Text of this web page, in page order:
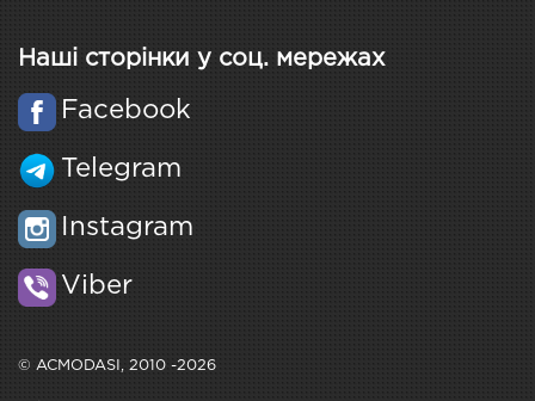
Наші сторінки у соц. мережах
Facebook
Telegram
Instagram
Viber
© ACMODASI, 2010 -2026